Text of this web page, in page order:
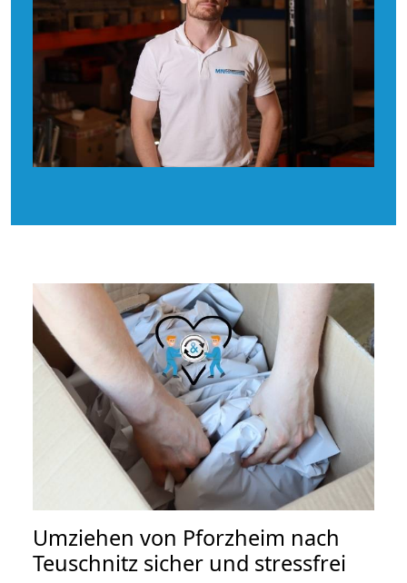
Umziehen von Pforzheim nach
Teuschnitz sicher und stressfrei